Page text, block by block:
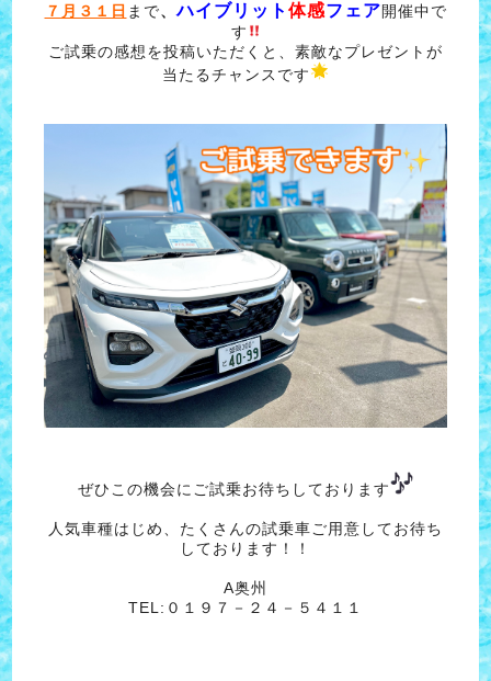
７月３１日 まで、ハイブリット 体感フェア開催中で
す
ご試乗の感想を投稿いただくと、素敵なプレゼントが
当たるチャンスです
ぜひこの機会にご試乗お待ちしております
人気車種はじめ、たくさんの試乗車ご用意してお待ち
しております！！
A奥州
TEL:０１９７－２４－５４１１